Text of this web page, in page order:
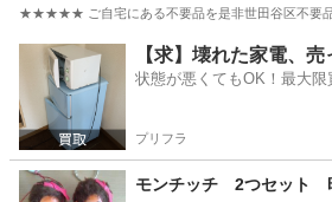
★★★★★ ご自宅にある不要品を是非世田谷区不要品
東京 世田谷区 おもちゃ テディベア
【求】壊れた家電、
状態が悪くてもOK！最大限
プリフラ
モンチッチ 2つセット